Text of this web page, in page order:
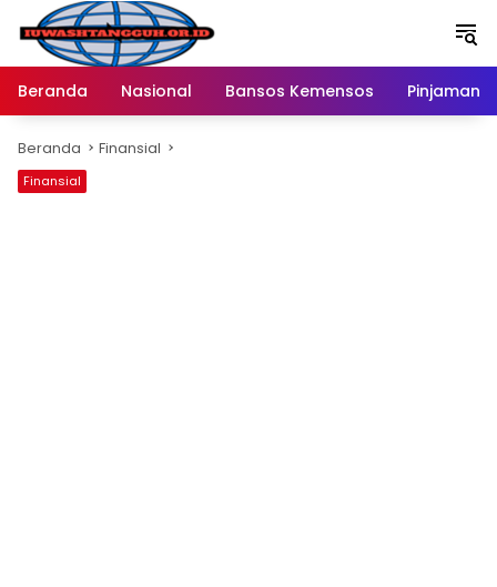
Langsung
konten
Beranda
Nasional Bansos Kemensos Pinjaman
Beranda Finansial
Finansial